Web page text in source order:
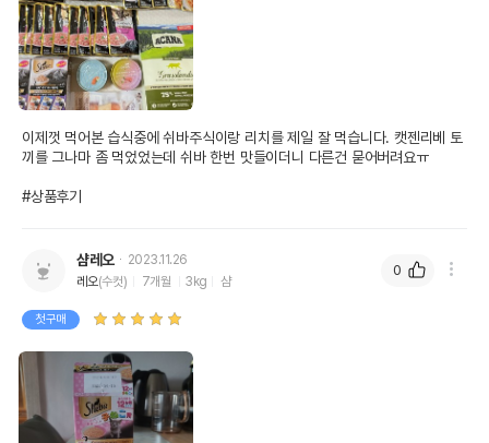
이제껏 먹어본 습식중에 쉬바주식이랑 리치를 제일 잘 먹습니다. 캣젠리베 토
끼를 그나마 좀 먹었었는데 쉬바 한번 맛들이더니 다른건 묻어버려요ㅠ
#상품후기
샴레오
2023.11.26
레오(수컷) 7개월 3kg 샴
첫구매
0